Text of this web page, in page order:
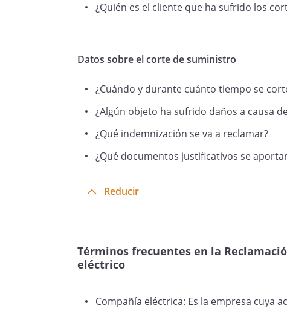
La interrupción temporal del
obligaciones contractuales que
integran el adecuado
y ante la Administración
en la prestación del servicio.
General para la Defensa de los
¿Quién es el cliente que ha sufrido los
Datos sobre el corte de suministro
¿Cuándo y durante cuánto tiempo se
¿Algún objeto ha sufrido daños a causa
¿Qué indemnización se va a reclamar?
¿Qué documentos justificativos se
Reducir
Términos frecuentes en la
eléctrico
Compañía eléctrica: Es la empresa cuya